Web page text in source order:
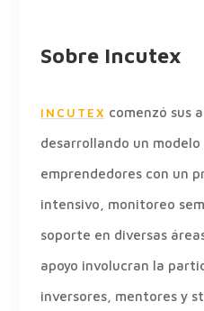
Sobre Incutex
INCUTEX comenzó sus
desarrollando un
emprendedores con un
intensivo, monitoreo
soporte en diversas
apoyo involucran la
inversores, mentores y